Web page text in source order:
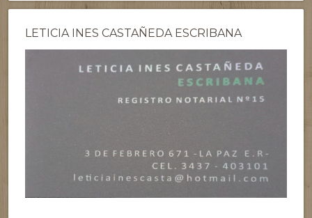
LETICIA INES CASTAÑEDA ESCRIBANA